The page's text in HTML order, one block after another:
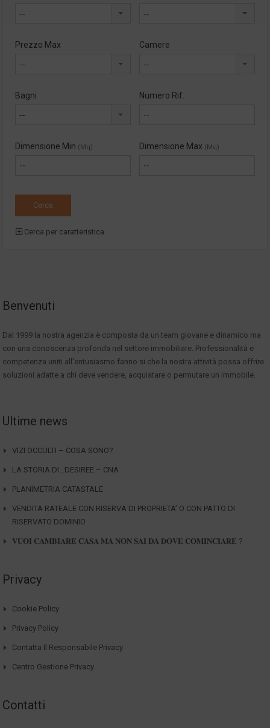
-- --
Prezzo Max
--
Camere
--
Bagni
--
Numero Rif.
Dimensione Min (Mq) Dimensione Max (Mq)
Cerca per caratteristica
Benvenuti
Dal 1999 la nostra agenzia è composta da un team giovane e dinamico ma
con una conoscenza profonda nel settore immobiliare. Professionalità e
competenza uniti all'entusiasmo fanno si che la nostra attività possa offrire
soluzioni adatte a chi deve vendere, acquistare o permutare un immobile.
Ultime news
VIZI OCCULTI – COSA SONO?
LA STORIA DI…DESIREE – CNA
PLANIMETRIA CATASTALE
VENDITA RATEALE CON RISERVA DI PROPRIETA’ O CON PATTO DI
RISERVATO DOMINIO
𝐕𝐔𝐎𝐈 𝐂𝐀𝐌𝐁𝐈𝐀𝐑𝐄 𝐂𝐀𝐒𝐀 𝐌𝐀 𝐍𝐎𝐍 𝐒𝐀𝐈 𝐃𝐀 𝐃𝐎𝐕𝐄 𝐂𝐎𝐌𝐈𝐍𝐂𝐈𝐀𝐑𝐄 ?
Privacy
Cookie Policy
Privacy Policy
Contatta Il Responsabile Privacy
Centro Gestione Privacy
Contatti